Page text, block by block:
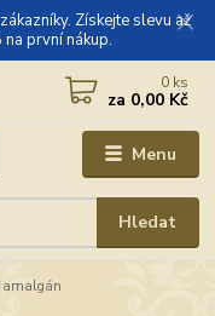
Získejte slevu až
první nákup.
Menu
Hledat
0 ks
za 0,00 Kč
amalgán